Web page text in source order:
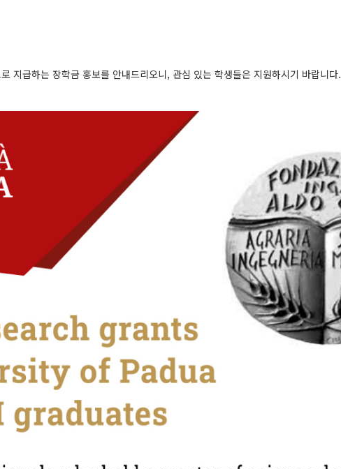
급하는 장학금 홍보를 안내드리오니, 관심 있는 학생들은 지원하시기 바랍니다.